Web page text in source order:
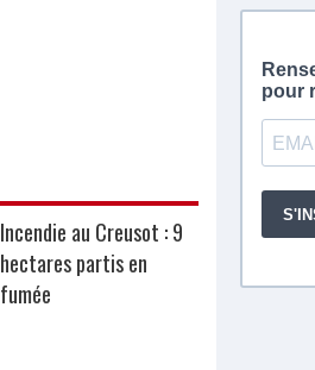
Incendie au Creusot : 9
hectares partis en
fumée